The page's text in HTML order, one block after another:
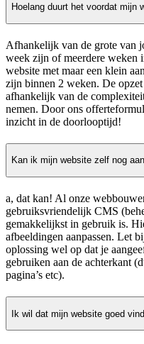
Hoelang duurt het voordat mijn
Afhankelijk van de grote van
week zijn of meerdere weken
website met maar een klein
zijn binnen 2 weken. De
afhankelijk van de
nemen. Door ons
inzicht in de doorlooptijd!
Kan ik mijn website zelf nog
a, dat kan! Al onze
gebruiksvriendelijk CMS
gemakkelijkst in gebruik is.
afbeeldingen aanpassen. Let
oplossing wel op dat je
gebruiken aan de achterkant
pagina’s etc).
Ik wil dat mijn website goed